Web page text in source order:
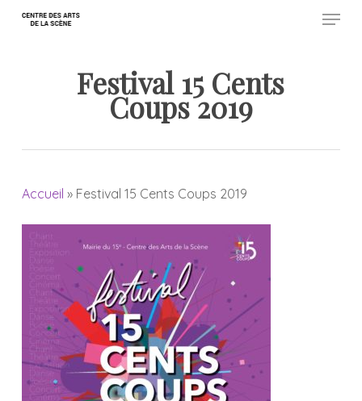
Skip
Menu
Festival 15 Cents
Coups 2019
Accueil » Festival 15 Cents Coups 2019